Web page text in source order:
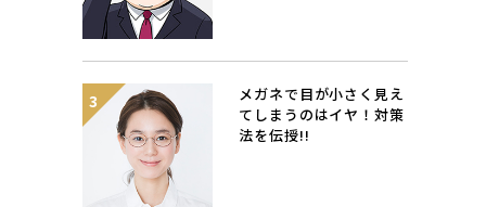
メガネで目が小さく見え
てしまうのはイヤ！対策
法を伝授!!